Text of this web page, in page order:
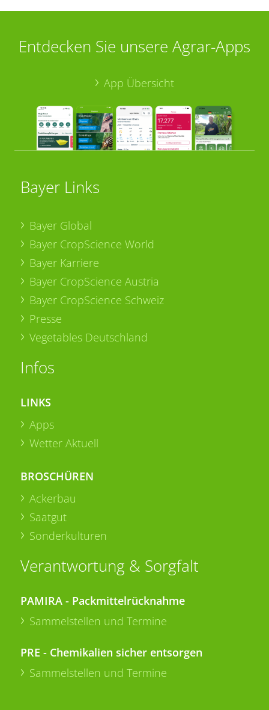
Entdecken Sie unsere Agrar-Apps
App Übersicht
Bayer Links
Bayer Global
Bayer CropScience World
Bayer Karriere
Bayer CropScience Austria
Bayer CropScience Schweiz
Presse
Vegetables Deutschland
Infos
LINKS
Apps
Wetter Aktuell
BROSCHÜREN
Ackerbau
Saatgut
Sonderkulturen
Verantwortung & Sorgfalt
PAMIRA - Packmittelrücknahme
Sammelstellen und Termine
PRE - Chemikalien sicher entsorgen
Sammelstellen und Termine